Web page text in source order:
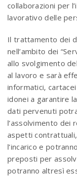
collaborazioni per
lavorativo delle
Il trattamento dei
nell’ambito dei
allo svolgimento
al lavoro e sarà
informatici,
idonei a garantire
dati pervenuti
l’assolvimento dei
aspetti
l’incarico e
preposti per
potranno altresì